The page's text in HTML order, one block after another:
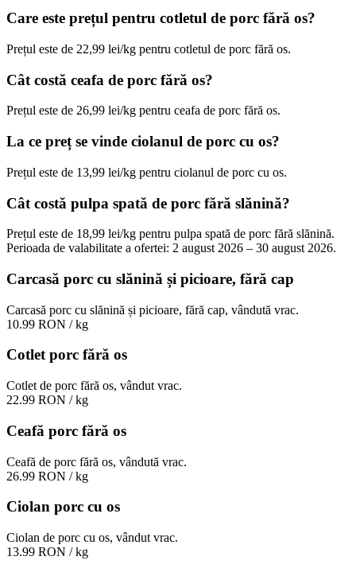
Care este prețul pentru cotletul de porc fără os?
Prețul este de 22,99 lei/kg pentru cotletul de porc fără os.
Cât costă ceafa de porc fără os?
Prețul este de 26,99 lei/kg pentru ceafa de porc fără os.
La ce preț se vinde ciolanul de porc cu os?
Prețul este de 13,99 lei/kg pentru ciolanul de porc cu os.
Cât costă pulpa spată de porc fără slănină?
Prețul este de 18,99 lei/kg pentru pulpa spată de porc fără slănină.
Perioada de valabilitate a ofertei: 2 august 2026 – 30 august 2026.
Carcasă porc cu slănină și picioare, fără cap
Carcasă porc cu slănină și picioare, fără cap, vândută vrac.
10.99 RON / kg
Cotlet porc fără os
Cotlet de porc fără os, vândut vrac.
22.99 RON / kg
Ceafă porc fără os
Ceafă de porc fără os, vândută vrac.
26.99 RON / kg
Ciolan porc cu os
Ciolan de porc cu os, vândut vrac.
13.99 RON / kg